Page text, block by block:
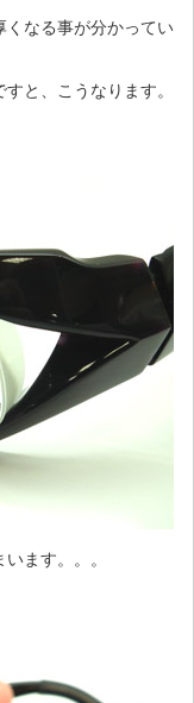
くなる事が分かってい
と、こうなります。
ます。。。